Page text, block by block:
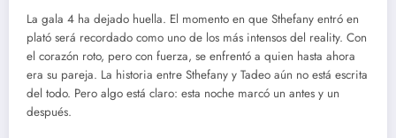
La gala 4 ha dejado huella. El momento en que Sthefany entró en
plató será recordado como uno de los más intensos del reality. Con
el corazón roto, pero con fuerza, se enfrentó a quien hasta ahora
era su pareja. La historia entre Sthefany y Tadeo aún no está escrita
del todo. Pero algo está claro: esta noche marcó un antes y un
después.